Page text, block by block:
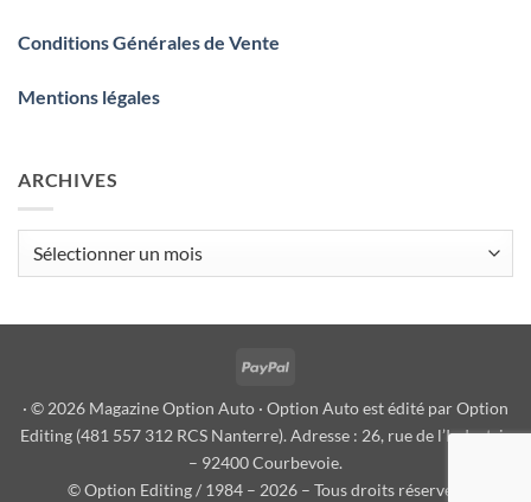
Conditions Générales de Vente
Mentions légales
ARCHIVES
PayPal
· © 2026 Magazine Option Auto · Option Auto est édité par Option
Editing (481 557 312 RCS Nanterre). Adresse : 26, rue de l’Industrie
– 92400 Courbevoie.
© Option Editing / 1984 – 2026 – Tous droits réservés.